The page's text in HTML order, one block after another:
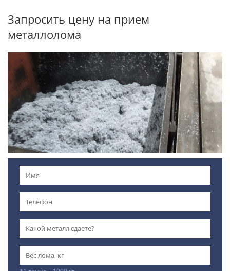
Запросить цену на прием
металлолома